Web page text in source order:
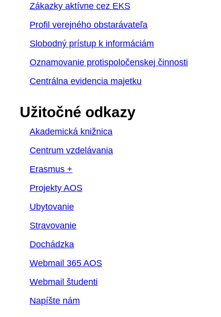
Zákazky aktívne cez EKS
Profil verejného obstarávateľa
Slobodný prístup k informáciám
Oznamovanie protispoločenskej činnosti
Centrálna evidencia majetku
Užitočné odkazy
Akademická knižnica
Centrum vzdelávania
Erasmus +
Projekty AOS
Ubytovanie
Stravovanie
Dochádzka
Webmail 365 AOS
Webmail študenti
Napíšte nám